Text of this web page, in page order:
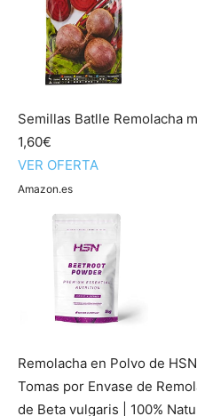
Semillas Batlle Remolacha
1,60€
VER OFERTA
Amazon.es
Remolacha en Polvo de
Tomas por Envase de
de Beta vulgaris | 100%